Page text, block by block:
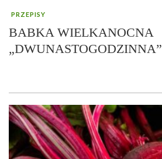
PRZEPISY
BABKA WIELKANOCNA
„DWUNASTOGODZINNA”